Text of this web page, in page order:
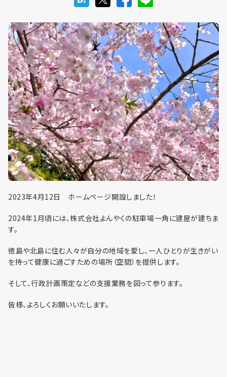
お問い合わせ
個人情報保護方針
利用規約
利用までの流れ
2023年4月12日 ホームページ開設しました！
2024年1月頃には、株式会社よんやくの駐車場一角に建屋が建ちま
す。
徳島や北島に住む人々が自分の地域を愛し、一人ひとりが生きがい
を持って健康に過ごすための場所（空間）を提供します。
そして、行政計画策定などの支援業務を図って参ります。
皆様、よろしくお願いいたします。